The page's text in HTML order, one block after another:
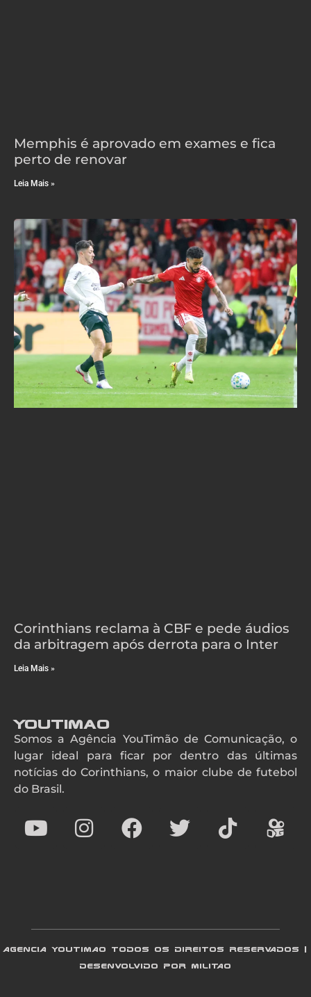
Memphis é aprovado em exames e fica
perto de renovar
Leia Mais »
Corinthians reclama à CBF e pede áudios
da arbitragem após derrota para o Inter
Leia Mais »
YouTimao
Somos a Agência YouTimão de Comunicação, o
lugar ideal para ficar por dentro das últimas
notícias do Corinthians, o maior clube de futebol
do Brasil.
AGENCIA YOUTIMAO TODOS OS DIREITOS RESERVADOS |
DESENVOLVIDO POR MILITAO